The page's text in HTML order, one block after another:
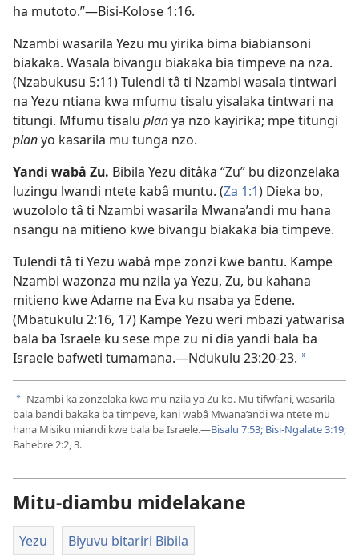
ha mutoto.”—Bisi-Kolose 1:16.
Nzambi wasarila Yezu mu yirika bima biabiansoni
biakaka. Wasala bivangu biakaka bia timpeve na nza.
(Nzabukusu 5:11) Tulendi tâ ti Nzambi wasala tintwari
na Yezu ntiana kwa mfumu tisalu yisalaka tintwari na
titungi. Mfumu tisalu planya nzo kayirika; mpe titungi
planyo kasarila mu tunga nzo.
Yandi wabâ Zu. Bibila Yezu ditâka “Zu” bu dizonzelaka
luzingu lwandi ntete kabâ muntu. (Za 1:1) Dieka bo,
wuzololo tâ ti Nzambi wasarila Mwana’andi mu hana
nsangu na mitieno kwe bivangu biakaka bia timpeve.
Tulendi tâ ti Yezu wabâ mpe zonzi kwe bantu. Kampe
Nzambi wazonza mu nzila ya Yezu, Zu, bu kahana
mitieno kwe Adame na Eva ku nsaba ya Edene.
(Mbatukulu 2:16, 17) Kampe Yezu weri mbazi yatwarisa
bala ba Israele ku sese mpe zu ni dia yandi bala ba
Israele bafweti tumamana.​—Ndukulu 23:20-23. a
a Nzambi ka zonzelaka kwa mu nzila ya Zu ko. Mu tifwfani, wasarila
bala bandi bakaka ba timpeve, kani wabâ Mwana’andi wa ntete mu
hana Misiku miandi kwe bala ba Israele.—Bisalu 7:53; Bisi-Ngalate 3:19;
Bahebre 2:2, 3.
Mitu-diambu midelakane
Yezu Biyuvu bitariri Bibila